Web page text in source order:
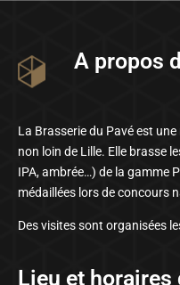
A propos
La Brasserie du Pavé est
non loin de Lille. Elle brasse
IPA, ambrée…) de la gamme
médaillées lors de concours
Des visites sont organisées
Lieu et horaires